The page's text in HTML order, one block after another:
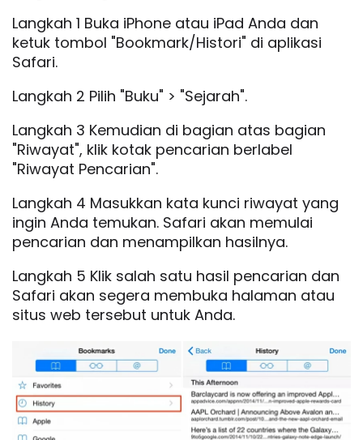
Langkah 1 Buka iPhone atau iPad Anda dan
ketuk tombol "Bookmark/Histori" di aplikasi
Safari.
Langkah 2 Pilih "Buku" > "Sejarah".
Langkah 3 Kemudian di bagian atas bagian
"Riwayat", klik kotak pencarian berlabel
"Riwayat Pencarian".
Langkah 4 Masukkan kata kunci riwayat yang
ingin Anda temukan. Safari akan memulai
pencarian dan menampilkan hasilnya.
Langkah 5 Klik salah satu hasil pencarian dan
Safari akan segera membuka halaman atau
situs web tersebut untuk Anda.